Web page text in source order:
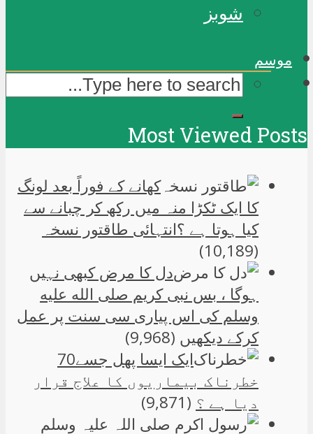
شوبز
موسم
Most Viewed Posts
کھانے کے فوراً بعد لونگ
کا ایک ٹکڑا منہ میں رکھ کر چبانے سے
کیا ہوتا ہے ؟انتہائی طاقتور نسخہ
(10,189)
دل کا مرض کبھی نہیں
ہوگا ، بس نبی کریم صلی الله علیه
وسلم کی اس پیاری سی سنت پر عمل
کرکے دیکھیں (9,968)
ایک ایسا پھل جسے70
خطرناک بیماریوں کا علاج قرار
دیا ہے ؟ (9,871)